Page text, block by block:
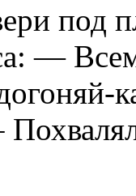
под
—